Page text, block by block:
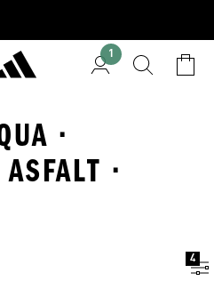
1
·
·
4